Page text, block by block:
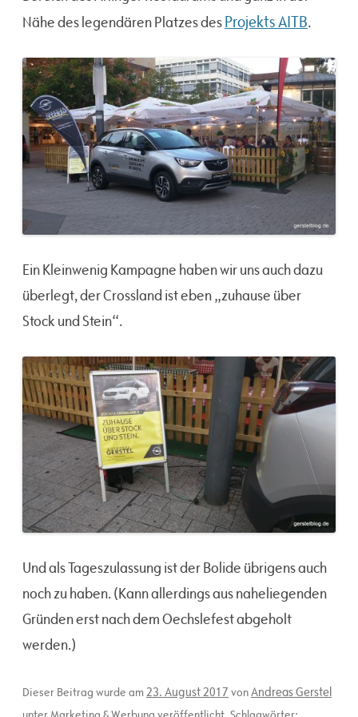
Nähe des legendären Platzes desProjekts AITB.
Ein Kleinwenig Kampagne haben wir uns auch dazu
überlegt, der Crossland ist eben „zuhause über
Stock und Stein“.
Und als Tageszulassung ist der Bolide übrigens auch
noch zu haben. (Kann allerdings aus naheliegenden
Gründen erst nach dem Oechslefest abgeholt
werden.)
Dieser Beitrag wurde am23. August 2017 vonAndreas Gerstel